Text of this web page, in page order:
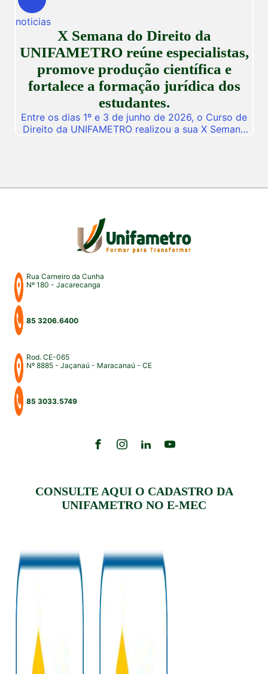
dedicado a fomentar a inovação, a troca de
vivências profissionais e a disseminação de
descobertas científicas. Com o propósito central
de […]
noticias
X Semana do Direito da
UNIFAMETRO reúne especialistas,
promove produção científica e
fortalece a formação jurídica dos
estudantes.
Entre os dias 1º e 3 de junho de 2026, o Curso de
Direito da UNIFAMETRO realizou a sua X Semana
professores, profissionais do Direito e convidados
Rua Carneiro da Cunha
Nº 180 - Jacarecanga
85 3206.6400
Rod. CE-065
Nº 8885 - Jaçanaú - Maracanaú - CE
85 3033.5749
CONSULTE AQUI O CADASTRO DA
UNIFAMETRO NO E-MEC